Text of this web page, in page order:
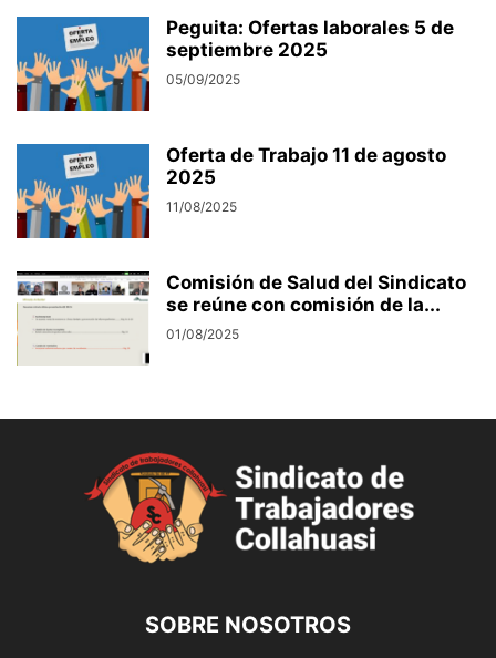
Peguita: Ofertas laborales 5 de
septiembre 2025
05/09/2025
Oferta de Trabajo 11 de agosto
2025
11/08/2025
Comisión de Salud del Sindicato
se reúne con comisión de la...
01/08/2025
SOBRE NOSOTROS